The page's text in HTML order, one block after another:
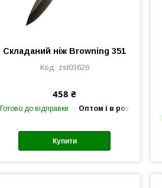
Складаний ніж Browning 351
zst03626
458 ₴
Готово до відправки Оптом і в роздріб
Купити